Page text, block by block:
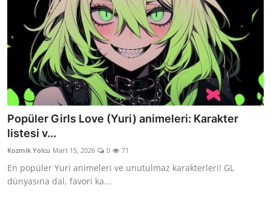
Popüler Girls Love (Yuri) animeleri: Karakter
listesi v...
Kozmik Yolcu Mart 15, 2026 0 71
En popüler Yuri animeleri ve unutulmaz karakterleri! GL
dünyasına dal, favori ka...